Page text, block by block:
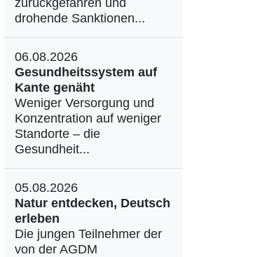
zurückgefahren und
drohende Sanktionen...
06.08.2026
Gesundheitssystem auf
Kante genäht
Weniger Versorgung und
Konzentration auf weniger
Standorte – die
Gesundheit...
05.08.2026
Natur entdecken, Deutsch
erleben
Die jungen Teilnehmer der
von der AGDM